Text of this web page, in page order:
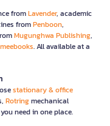
fromLavender, academic
fromPenboon,
Mugunghwa Publishing,
. All available at a
stationary & office
Rotringmechanical
need in one place.